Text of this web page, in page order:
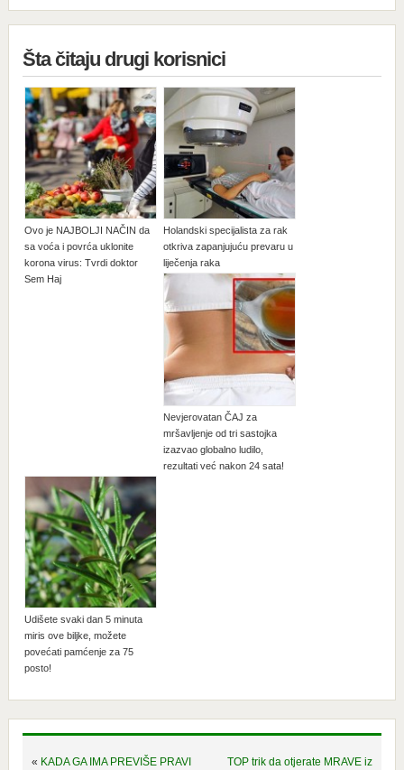
Šta čitaju drugi korisnici
Ovo je NAJBOLJI NAČIN da
sa voća i povrća uklonite
korona virus: Tvrdi doktor
Sem Haj
Holandski specijalista za rak
otkriva zapanjujuću prevaru u
liječenja raka
Nevjerovatan ČAJ za
mršavljenje od tri sastojka
izazvao globalno ludilo,
rezultati već nakon 24 sata!
Udišete svaki dan 5 minuta
miris ove biljke, možete
povećati pamćenje za 75
posto!
« KADA GA IMA PREVIŠE PRAVI
TOP trik da otjerate MRAVE iz